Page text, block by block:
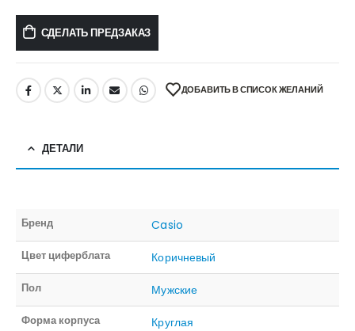
СДЕЛАТЬ ПРЕДЗАКАЗ
ДОБАВИТЬ В СПИСОК ЖЕЛАНИЙ
ДЕТАЛИ
Бренд Casio
Цвет циферблата Коричневый
Пол Мужские
Форма корпуса Круглая